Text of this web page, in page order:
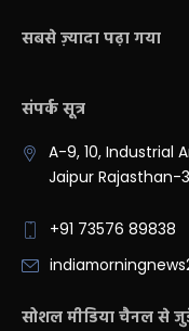
सबसे ज़्यादा पढ़ा गया
संपर्क सूत्र
A-9, 10, Industrial
Jaipur Rajasthan-
+91 73576 89838
सोशल मीडिया चैनल से